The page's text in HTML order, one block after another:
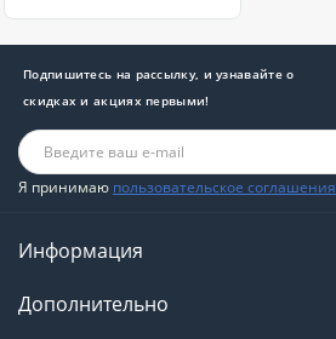
Подпишитесь на рассылку, и узнавайте о
скидках и акциях первыми!
Я принимаю пользовательское соглашения
Информация
Дополнительно